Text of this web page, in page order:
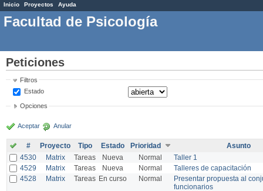
Inicio Proyectos Ayuda
Facultad de Psicología
Peticiones
Filtros
Estado
Opciones
Aceptar Anular
# Proyecto Tipo Estado Prioridad
Asunto
4530
Matrix Tareas Nueva Normal
Taller 1
4529
Matrix Tareas Nueva Normal
Talleres de capacitación
4528
Matrix Tareas En curso Normal
Presentar propuesta al
funcionarios